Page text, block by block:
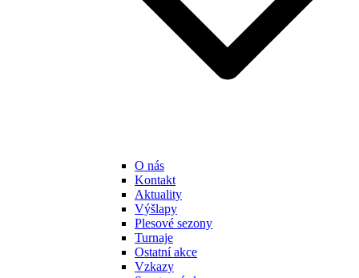
O nás
Kontakt
Aktuality
Výšlapy
Plesové sezony
Turnaje
Ostatní akce
Vzkazy